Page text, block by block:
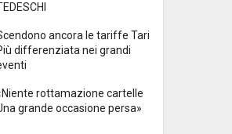
ancora le tariffe Tari
differenziata nei grandi
rottamazione cartelle
grande occasione persa»